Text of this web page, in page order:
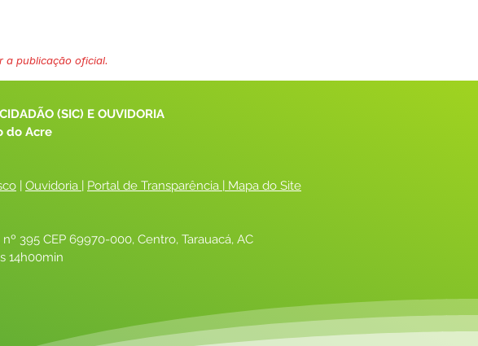
a publicação oficial.
(SIC) E OUVIDORIA
do Acre
| Ouvidoria | Portal de Transparência | Mapa do Site
395 CEP 69970-000, Centro, Tarauacá, AC
14h00min